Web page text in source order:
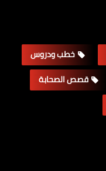
خطب ودروس
قصص الصحابة